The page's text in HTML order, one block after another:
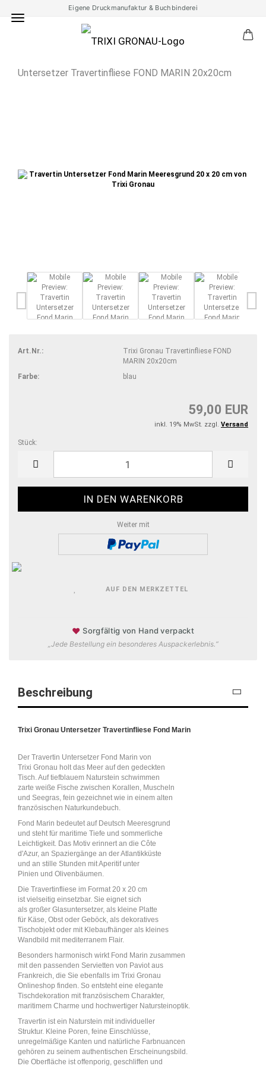
Eigene Druckmanufaktur & Buchbinderei
Untersetzer Travertinfliese FOND MARIN 20x20cm
Art.Nr.:
Trixi Gronau Travertinfliese FOND
MARIN 20x20cm
Farbe:
blau
59,00 EUR
inkl. 19% MwSt. zzgl. Versand
Stück:
Weiter mit
AUF DEN MERKZETTEL
♥ Sorgfältig von Hand verpackt
„Jede Bestellung ein besonderes Auspackerlebnis.“
Beschreibung
Trixi Gronau Untersetzer Travertinfliese Fond Marin
Der Travertin Untersetzer Fond Marin von
Trixi Gronau holt das Meer auf den gedeckten
Tisch. Auf tiefblauem Naturstein schwimmen
zarte weiße Fische zwischen Korallen, Muscheln
und Seegras, fein gezeichnet wie in einem alten
französischen Naturkundebuch.
Fond Marin bedeutet auf Deutsch Meeresgrund
und steht für maritime Tiefe und sommerliche
Leichtigkeit. Das Motiv erinnert an die Côte
d'Azur, an Spaziergänge an der Atlantikküste
und an stille Stunden mit Aperitif unter
Pinien und Olivenbäumen.
Die Travertinfliese im Format 20 x 20 cm
ist vielseitig einsetzbar. Sie eignet sich
als großer Glasuntersetzer, als kleine Platte
für Käse, Obst oder Geböck, als dekoratives
Tischobjekt oder mit Klebaufhänger als kleines
Wandbild mit mediterranem Flair.
Besonders harmonisch wirkt Fond Marin zusammen
mit den passenden Servietten von Paviot aus
Frankreich, die Sie ebenfalls im Trixi Gronau
Onlineshop finden. So entsteht eine elegante
Tischdekoration mit französischem Charakter,
maritimem Charme und hochwertiger Natursteinoptik.
Travertin ist ein Naturstein mit individueller
Struktur. Kleine Poren, feine Einschlüsse,
unregelmäßige Kanten und natürliche Farbnuancen
gehören zu seinem authentischen Erscheinungsbild.
Die Oberfläche ist offenporig, geschliffen und